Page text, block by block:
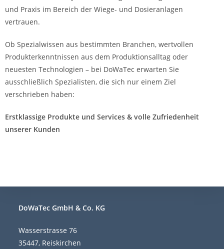
und Praxis im Bereich der Wiege- und Dosieranlagen
vertrauen.
Ob Spezialwissen aus bestimmten Branchen, wertvollen
Produkterkenntnissen aus dem Produktionsalltag oder
neuesten Technologien – bei DoWaTec erwarten Sie
ausschließlich Spezialisten, die sich nur einem Ziel
verschrieben haben:
Erstklassige Produkte und Services & volle Zufriedenheit
unserer Kunden
DoWaTec GmbH & Co. KG
Wasserstrasse 76
35447, Reiskirchen